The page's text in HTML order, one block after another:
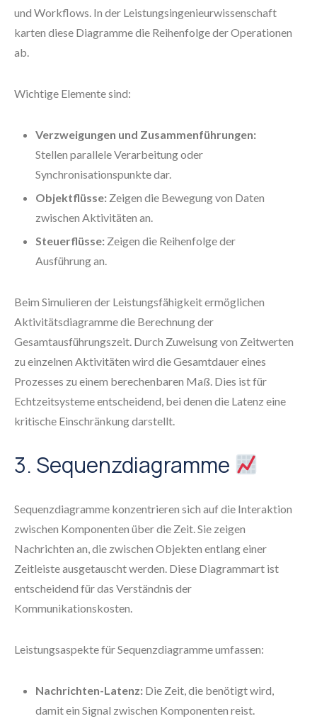
und Workflows. In der Leistungsingenieurwissenschaft
karten diese Diagramme die Reihenfolge der Operationen
ab.
Wichtige Elemente sind:
Verzweigungen und Zusammenführungen:
Stellen parallele Verarbeitung oder
Synchronisationspunkte dar.
Objektflüsse: Zeigen die Bewegung von Daten
zwischen Aktivitäten an.
Steuerflüsse: Zeigen die Reihenfolge der
Ausführung an.
Beim Simulieren der Leistungsfähigkeit ermöglichen
Aktivitätsdiagramme die Berechnung der
Gesamtausführungszeit. Durch Zuweisung von Zeitwerten
zu einzelnen Aktivitäten wird die Gesamtdauer eines
Prozesses zu einem berechenbaren Maß. Dies ist für
Echtzeitsysteme entscheidend, bei denen die Latenz eine
kritische Einschränkung darstellt.
3. Sequenzdiagramme
Sequenzdiagramme konzentrieren sich auf die Interaktion
zwischen Komponenten über die Zeit. Sie zeigen
Nachrichten an, die zwischen Objekten entlang einer
Zeitleiste ausgetauscht werden. Diese Diagrammart ist
entscheidend für das Verständnis der
Kommunikationskosten.
Leistungsaspekte für Sequenzdiagramme umfassen:
Nachrichten-Latenz: Die Zeit, die benötigt wird,
damit ein Signal zwischen Komponenten reist.